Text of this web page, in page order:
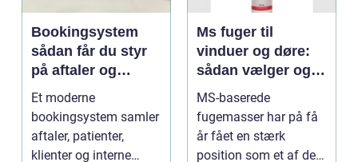
Bookingsystem
sådan får du styr
på aftaler og
arbejdsgange
Et moderne
bookingsystem samler
aftaler, patienter,
klienter og interne
Ms fuger til
vinduer og døre:
sådan vælger og
bruger du dem
rigtigt
MS-baserede
fugemasser har på få
år fået en stærk
position som et af de